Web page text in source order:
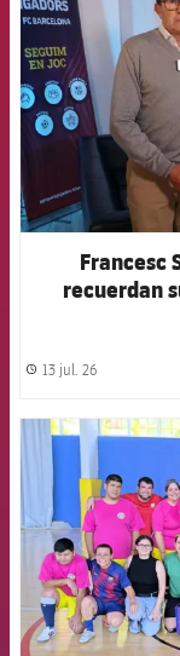
Francesc
recuerdan
13 jul. 26